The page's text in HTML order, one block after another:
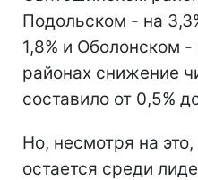
Подольском - на
1,8% и Оболонском
районах снижение
составило от 0,5%
Но, несмотря на
остается среди